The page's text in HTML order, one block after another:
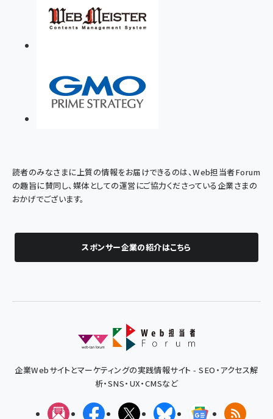
読者のみなさまに上質の情報をお届けできるのは、Web担当者Forum
の趣旨に賛同し、媒体としての運営にご協力くださっている企業さまの
おかげでございます。
スポンサー企業の紹介はこちら
企業Webサイトとマーケティングの実践情報サイト - SEO・アクセス解
析・SNS・UX・CMSなど
メルマガFacebookX(エックス)BlueskyGoogleニュ
RSS